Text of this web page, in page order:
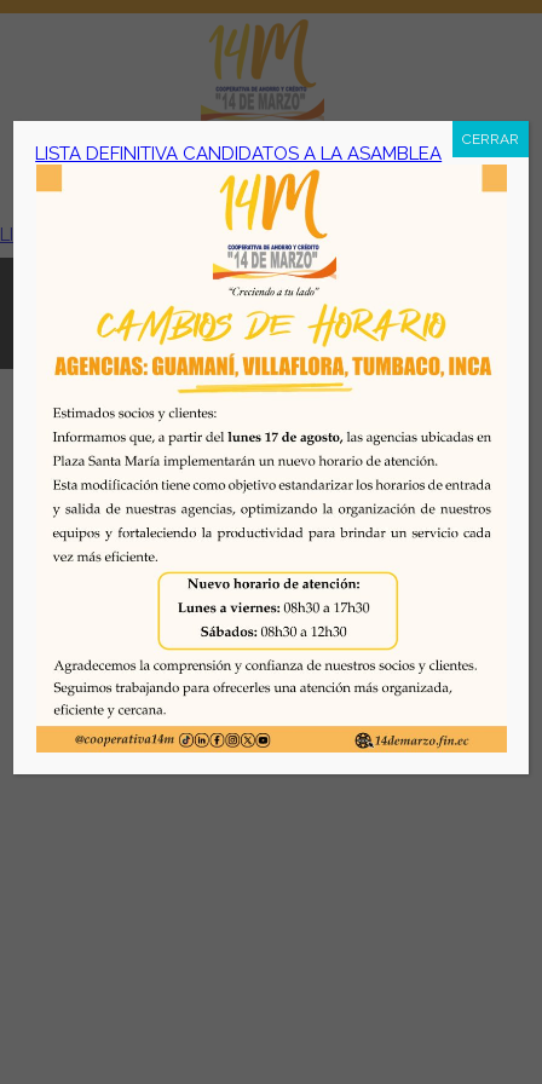
Menú
LISTA DEFINITIVA CANDIDATOS A LA ASAMBLEA
Todos los derechos reservados. Se prohibe el uso o
reproducción del mismo sin autorización. COAC 14 DE
MARZO, 2026. Quito - Ecuador
Desarrollado por
LISTA DEFINITIVA CANDIDATOS A LA ASAMBLEA
CERRAR